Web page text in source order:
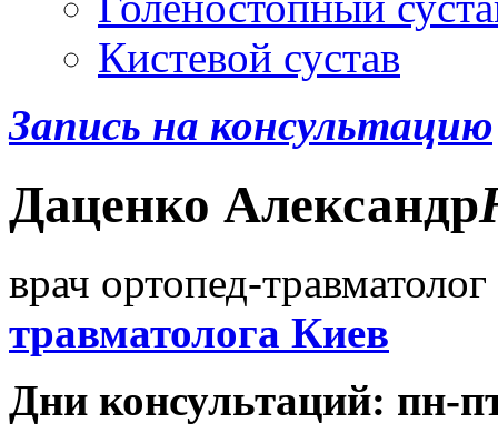
Кистевой сустав
Запись на консультацию
Даценко Александр
врач ортопед-
травматолога Киев
Дни консультаций: пн-